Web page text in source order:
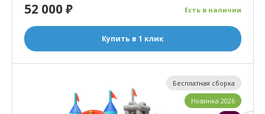
Есть в наличии
52 000₽
Купить в 1 клик
Бесплатная сборка
Новинка 2026